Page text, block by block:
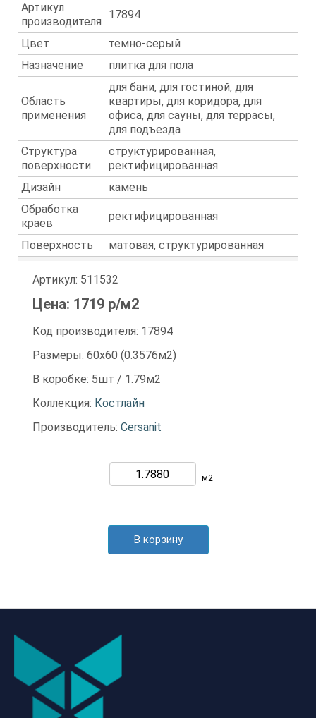
Артикул
производителя
17894
Цвет
темно-серый
Назначение
плитка для пола
Область
применения
для бани, для гостиной, для
квартиры, для коридора, для
офиса, для сауны, для террасы,
для подъезда
Структура
поверхности
структурированная,
ректифицированная
Дизайн
камень
Обработка
краев
ректифицированная
Поверхность матовая, структурированная
Артикул: 511532
Цена: 1719 р/м2
Код производителя: 17894
Размеры: 60х60 (0.3576м2)
В коробке: 5шт / 1.79м2
Коллекция: Костлайн
Производитель: Cersanit
м2
В корзину